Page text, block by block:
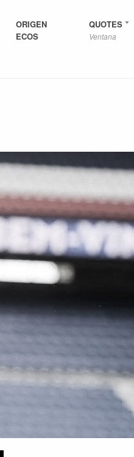
ORIGEN
ECOS
QUOTES
Ventana